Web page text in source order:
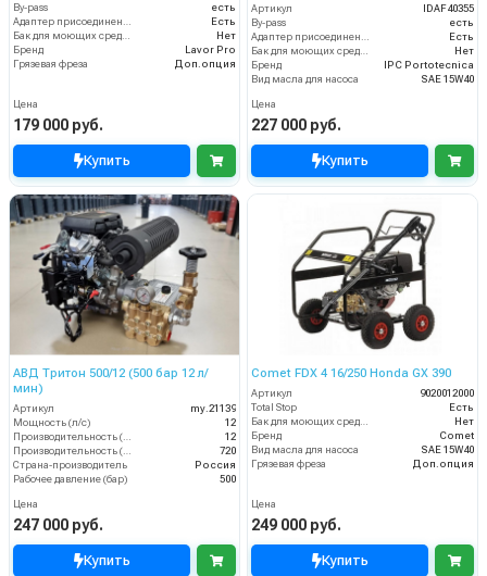
By-pass
есть
Есть
Нет
Бренд
Lavor Pro
Грязевая фреза
Доп.опция
Цена
179 000 руб.
Купить
Артикул
IDAF40355
By-pass
есть
Есть
Нет
Бренд
IPC Portotecnica
Вид масла для насоса
SAE 15W40
Цена
227 000 руб.
Купить
АВД Тритон 500/12 (500 бар 12 л/
мин)
Артикул
my.21139
Мощность (л/с)
12
12
720
Страна-производитель
Россия
Рабочее давление (бар)
500
Цена
247 000 руб.
Купить
Comet FDX 4 16/250 Honda GX 390
Артикул
9020012000
Total Stop
Есть
Нет
Бренд
Comet
Вид масла для насоса
SAE 15W40
Грязевая фреза
Доп.опция
Цена
249 000 руб.
Купить